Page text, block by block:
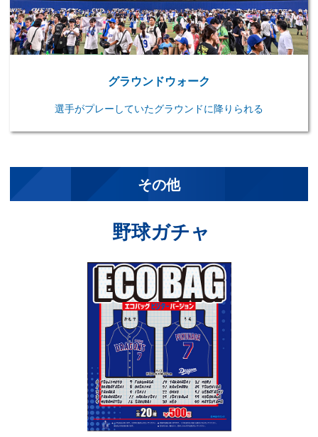
グラウンドウォーク
選手がプレーしていたグラウンドに降りられる
その他
野球ガチャ